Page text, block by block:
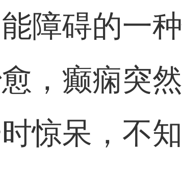
障碍的一
，癫痫突
惊呆，不